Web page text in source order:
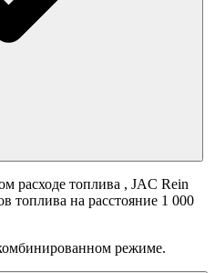
расходе топлива , JAC Rein
топлива на расстояние 1 000
режиме.